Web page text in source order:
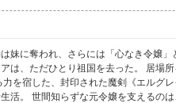
妹に奪われ、さらには「心なき令嬢
は、ただひとり祖国を去った。 居場
を宿した、封印された魔剣《エルグレ
活。 世間知らずな元令嬢を支えるの